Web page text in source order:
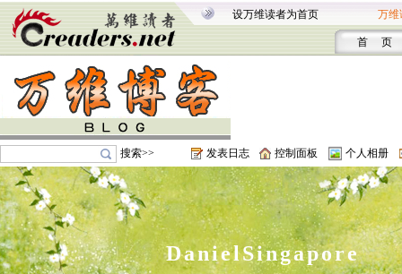
设万维读者为首页 万维
首 页
搜索>> 发表日志 控制面板 个人相册
DanielSingapore